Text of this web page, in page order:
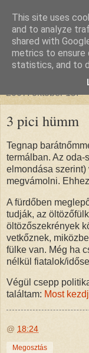
glanthor
egy tündebarát a
2007. október 15.
3 pici hümm
Tegnap
termálban. Az oda-
elmondása
megvámolni.
A fürdőben
tudják, az
öltözőszekrények
vetkőznek,
fülke van. Még ha
nélkül fiatalok/
Végül csepp
találtam: Most
@ 18:24
Megosztás
This site uses
and to analyze
shared with
metrics to ensure
statistics, and to